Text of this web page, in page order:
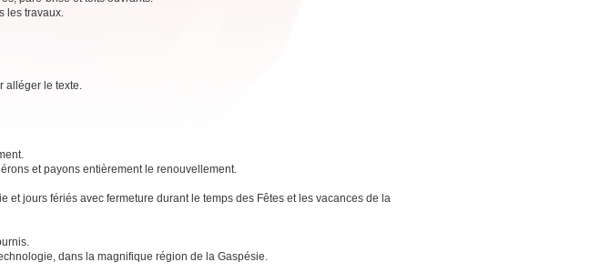
les travaux.
alléger le texte.
et payons entièrement le renouvellement.
et jours fériés avec fermeture durant le temps des Fêtes et les vacances de la
dans la magnifique région de la Gaspésie.